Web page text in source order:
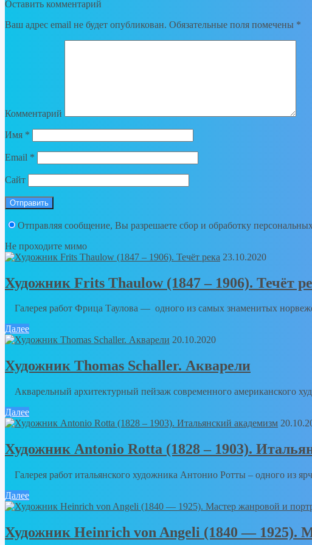
Оставить комментарий
Ваш адрес email не будет опубликован. Обязательные поля помечены *
Комментарий
Имя *
Email *
Сайт
Отправляя сообщение, Вы разрешаете сбор и обработку
Не проходите мимо
23.10.2020
Художник Frits Thaulow (1847 – 1906). Течёт
Галерея работ Фрица Таулова — одного из самых знаменитых
Далее
20.10.2020
Художник Thomas Schaller. Акварели
Акварельный архитектурный пейзаж современного американского
Далее
Художник Antonio Rotta (1828 – 1903).
Галерея работ итальянского художника Антонио Ротты – одного из
Далее
Художник Heinrich von Angeli (1840 — 1925).